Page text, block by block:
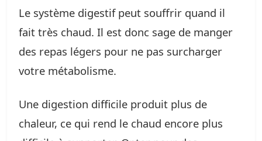
Le système digestif peut souffrir quand il
fait très chaud. Il est donc sage de manger
des repas légers pour ne pas surcharger
votre métabolisme.
Une digestion difficile produit plus de
chaleur, ce qui rend le chaud encore plus